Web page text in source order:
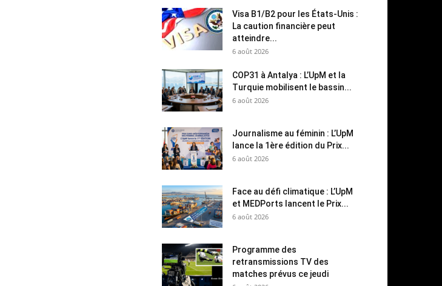
Visa B1/B2 pour les États-Unis :
La caution financière peut
atteindre...
6 août 2026
COP31 à Antalya : L’UpM et la
Turquie mobilisent le bassin...
6 août 2026
Journalisme au féminin : L’UpM
lance la 1ère édition du Prix...
6 août 2026
Face au défi climatique : L’UpM
et MEDPorts lancent le Prix...
6 août 2026
Programme des
retransmissions TV des
matches prévus ce jeudi